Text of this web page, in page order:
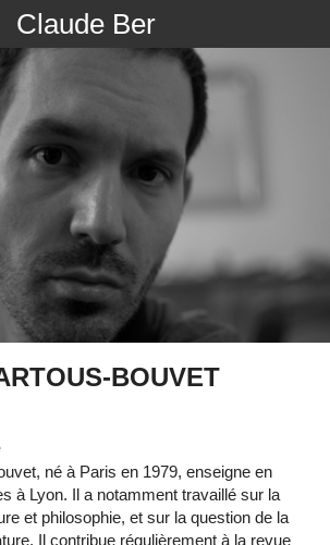
Claude Ber
BOUVET
né à Paris en 1979, enseigne en
à Lyon. Il a notamment travaillé sur la
et philosophie, et sur la question de la
Il contribue régulièrement à la revue